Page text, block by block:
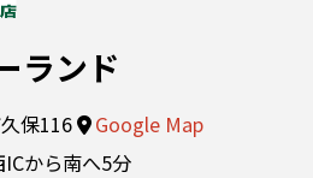
ランド
保116
Google Map
から南へ5分